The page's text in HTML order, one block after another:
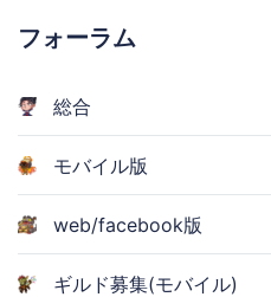
フォーラム
総合
モバイル版
web/facebook版
ギルド募集(モバイル)